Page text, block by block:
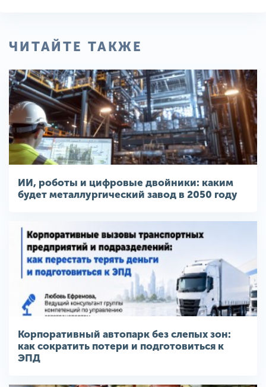
ЧИТАЙТЕ ТАКЖЕ
ИИ, роботы и цифровые двойники: каким
будет металлургический завод в 2050 году
Корпоративный автопарк без слепых зон:
как сократить потери и подготовиться к
ЭПД